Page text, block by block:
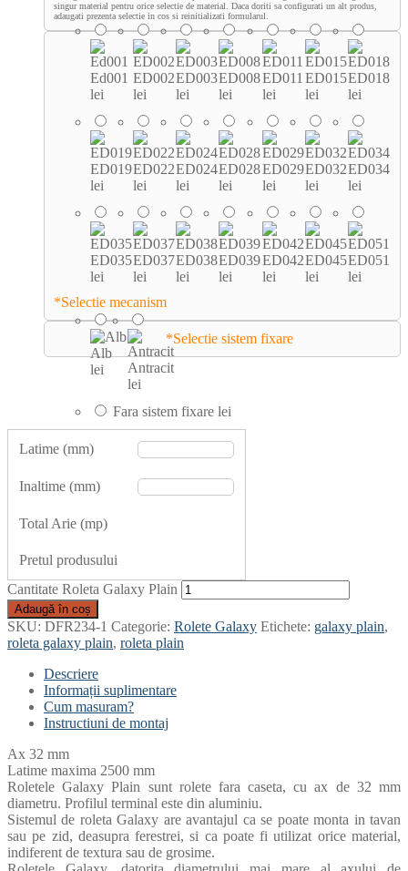
singur material pentru orice selectie de material. Daca doriti sa configurati un alt produs,
adaugati prezenta selectie in cos si reinitializati formularul.
Ed001
lei
ED002
lei
ED003
lei
ED008
lei
ED011
lei
ED015
lei
ED018
lei
ED019
lei
ED022
lei
ED024
lei
ED028
lei
ED029
lei
ED032
lei
ED034
lei
ED035
lei
ED037
lei
ED038
lei
ED039
lei
ED042
lei
ED045
lei
ED051
lei
*Selectie mecanism
Alb
lei
Antracit
lei
*Selectie sistem fixare
Fara sistem fixare lei
Latime (mm)
Inaltime (mm)
Total Arie (mp)
Pretul produsului
Cantitate Roleta Galaxy Plain
Adaugă în coș
SKU: DFR234-1 Categorie: Rolete Galaxy Etichete: galaxy plain,
roleta galaxy plain, roleta plain
Descriere
Informații suplimentare
Cum masuram?
Instructiuni de montaj
Ax 32 mm
Latime maxima 2500 mm
Roletele Galaxy Plain sunt rolete fara caseta, cu ax de 32 mm
diametru. Profilul terminal este din aluminiu.
Sistemul de roleta Galaxy are avantajul ca se poate monta in tavan
sau pe zid, deasupra ferestrei, si ca poate fi utilizat orice material,
indiferent de textura sau de grosime.